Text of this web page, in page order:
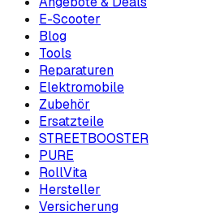
E-Scooter
Blog
Tools
Reparaturen
Elektromobile
Zubehör
Ersatzteile
STREETBOOSTER
PURE
RollVita
Hersteller
Versicherung